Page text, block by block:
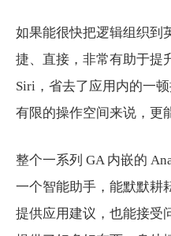
如果能很快把逻辑组织到
捷、直接，非常有助于提
Siri，省去了应用内的一
有限的操作空间来说，更
整个一系列 GA 内嵌的
一个智能助手，能默默耕
提供应用建议，也能接受